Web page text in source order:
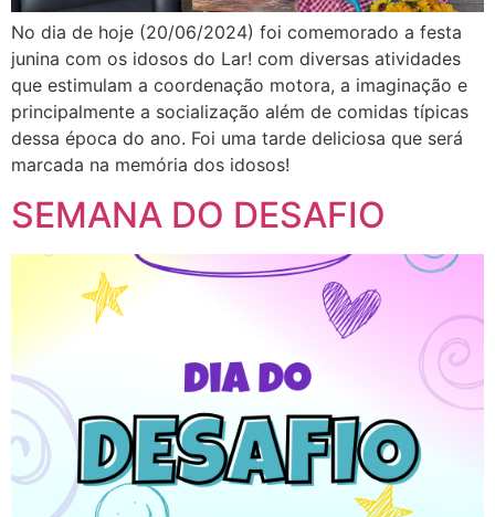
No dia de hoje (20/06/2024) foi comemorado a festa
junina com os idosos do Lar! com diversas atividades
que estimulam a coordenação motora, a imaginação e
principalmente a socialização além de comidas típicas
dessa época do ano. Foi uma tarde deliciosa que será
marcada na memória dos idosos!
SEMANA DO DESAFIO